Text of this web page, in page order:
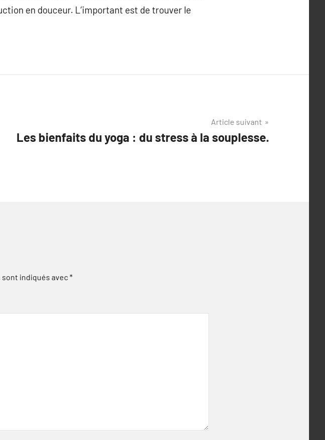
en douceur. L’important est de trouver le
Article suivant
Les bienfaits du yoga : du stress à la souplesse.
indiqués avec*